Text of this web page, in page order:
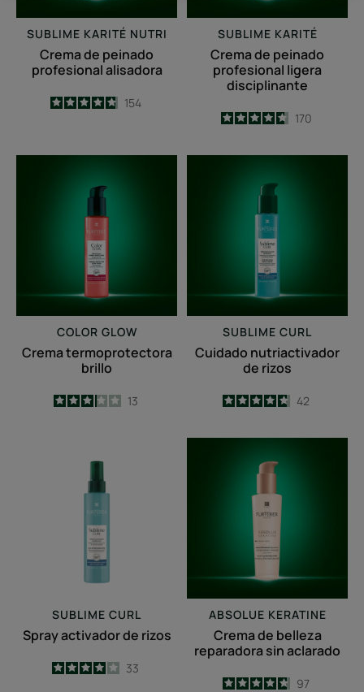
SUBLIME KARITÉ NUTRI
Crema de peinado
profesional alisadora
4.8
/5
154
SUBLIME KARITÉ
Crema de peinado
profesional ligera
disciplinante
4.7
/5
170
termoprotectora
brillo
COLOR GLOW
Crema termoprotectora
brillo
3.2
/5
13
nutriactivador
rizos
SUBLIME CURL
Cuidado nutriactivador
de rizos
4.7
/5
42
activador
de
rizos
SUBLIME CURL
Spray activador de rizos
4
/5
33
de
reparadora
sin
aclarado
ABSOLUE KERATINE
Crema de belleza
reparadora sin aclarado
4.7
/5
97